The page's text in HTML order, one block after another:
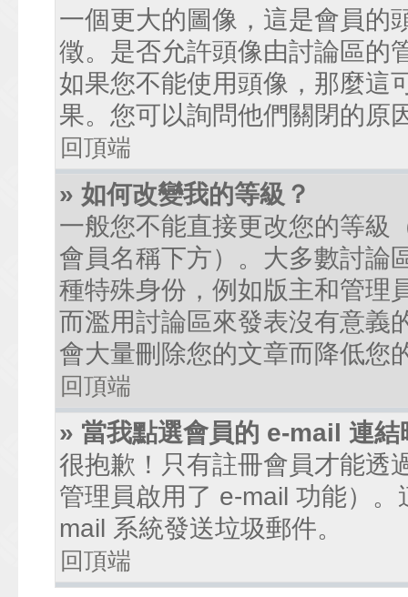
一個更大的圖像，這是會員的
徵。是否允許頭像由討論區的
如果您不能使用頭像，那麼這
果。您可以詢問他們關閉的原
回頂端
» 如何改變我的等級？
一般您不能直接更改您的等級
會員名稱下方）。大多數討論
種特殊身份，例如版主和管理
而濫用討論區來發表沒有意義
會大量刪除您的文章而降低您
回頂端
» 當我點選會員的 e-mail 連
很抱歉！只有註冊會員才能透
管理員啟用了 e-mail 功能）
mail 系統發送垃圾郵件。
回頂端